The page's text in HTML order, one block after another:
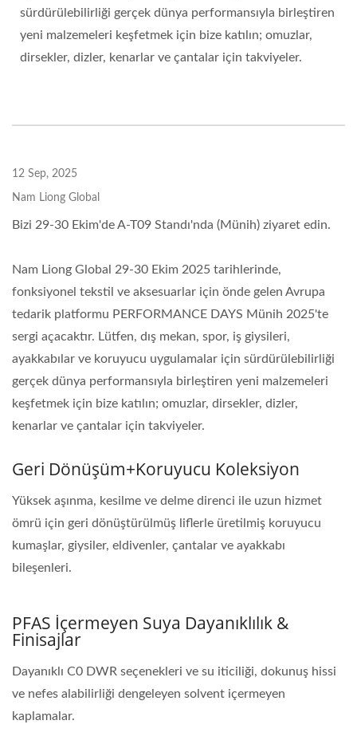
sürdürülebilirliği gerçek dünya performansıyla birleştiren
yeni malzemeleri keşfetmek için bize katılın; omuzlar,
dirsekler, dizler, kenarlar ve çantalar için takviyeler.
12 Sep, 2025
Nam Liong Global
Bizi 29-30 Ekim'de A-T09 Standı'nda (Münih) ziyaret edin.
Nam Liong Global 29-30 Ekim 2025 tarihlerinde,
fonksiyonel tekstil ve aksesuarlar için önde gelen Avrupa
tedarik platformu PERFORMANCE DAYS Münih 2025'te
sergi açacaktır. Lütfen, dış mekan, spor, iş giysileri,
ayakkabılar ve koruyucu uygulamalar için sürdürülebilirliği
gerçek dünya performansıyla birleştiren yeni malzemeleri
keşfetmek için bize katılın; omuzlar, dirsekler, dizler,
kenarlar ve çantalar için takviyeler.
Geri Dönüşüm+Koruyucu Koleksiyon
Yüksek aşınma, kesilme ve delme direnci ile uzun hizmet
ömrü için geri dönüştürülmüş liflerle üretilmiş koruyucu
kumaşlar, giysiler, eldivenler, çantalar ve ayakkabı
bileşenleri.
PFAS İçermeyen Suya Dayanıklılık &
Finisajlar
Dayanıklı C0 DWR seçenekleri ve su iticiliği, dokunuş hissi
ve nefes alabilirliği dengeleyen solvent içermeyen
kaplamalar.